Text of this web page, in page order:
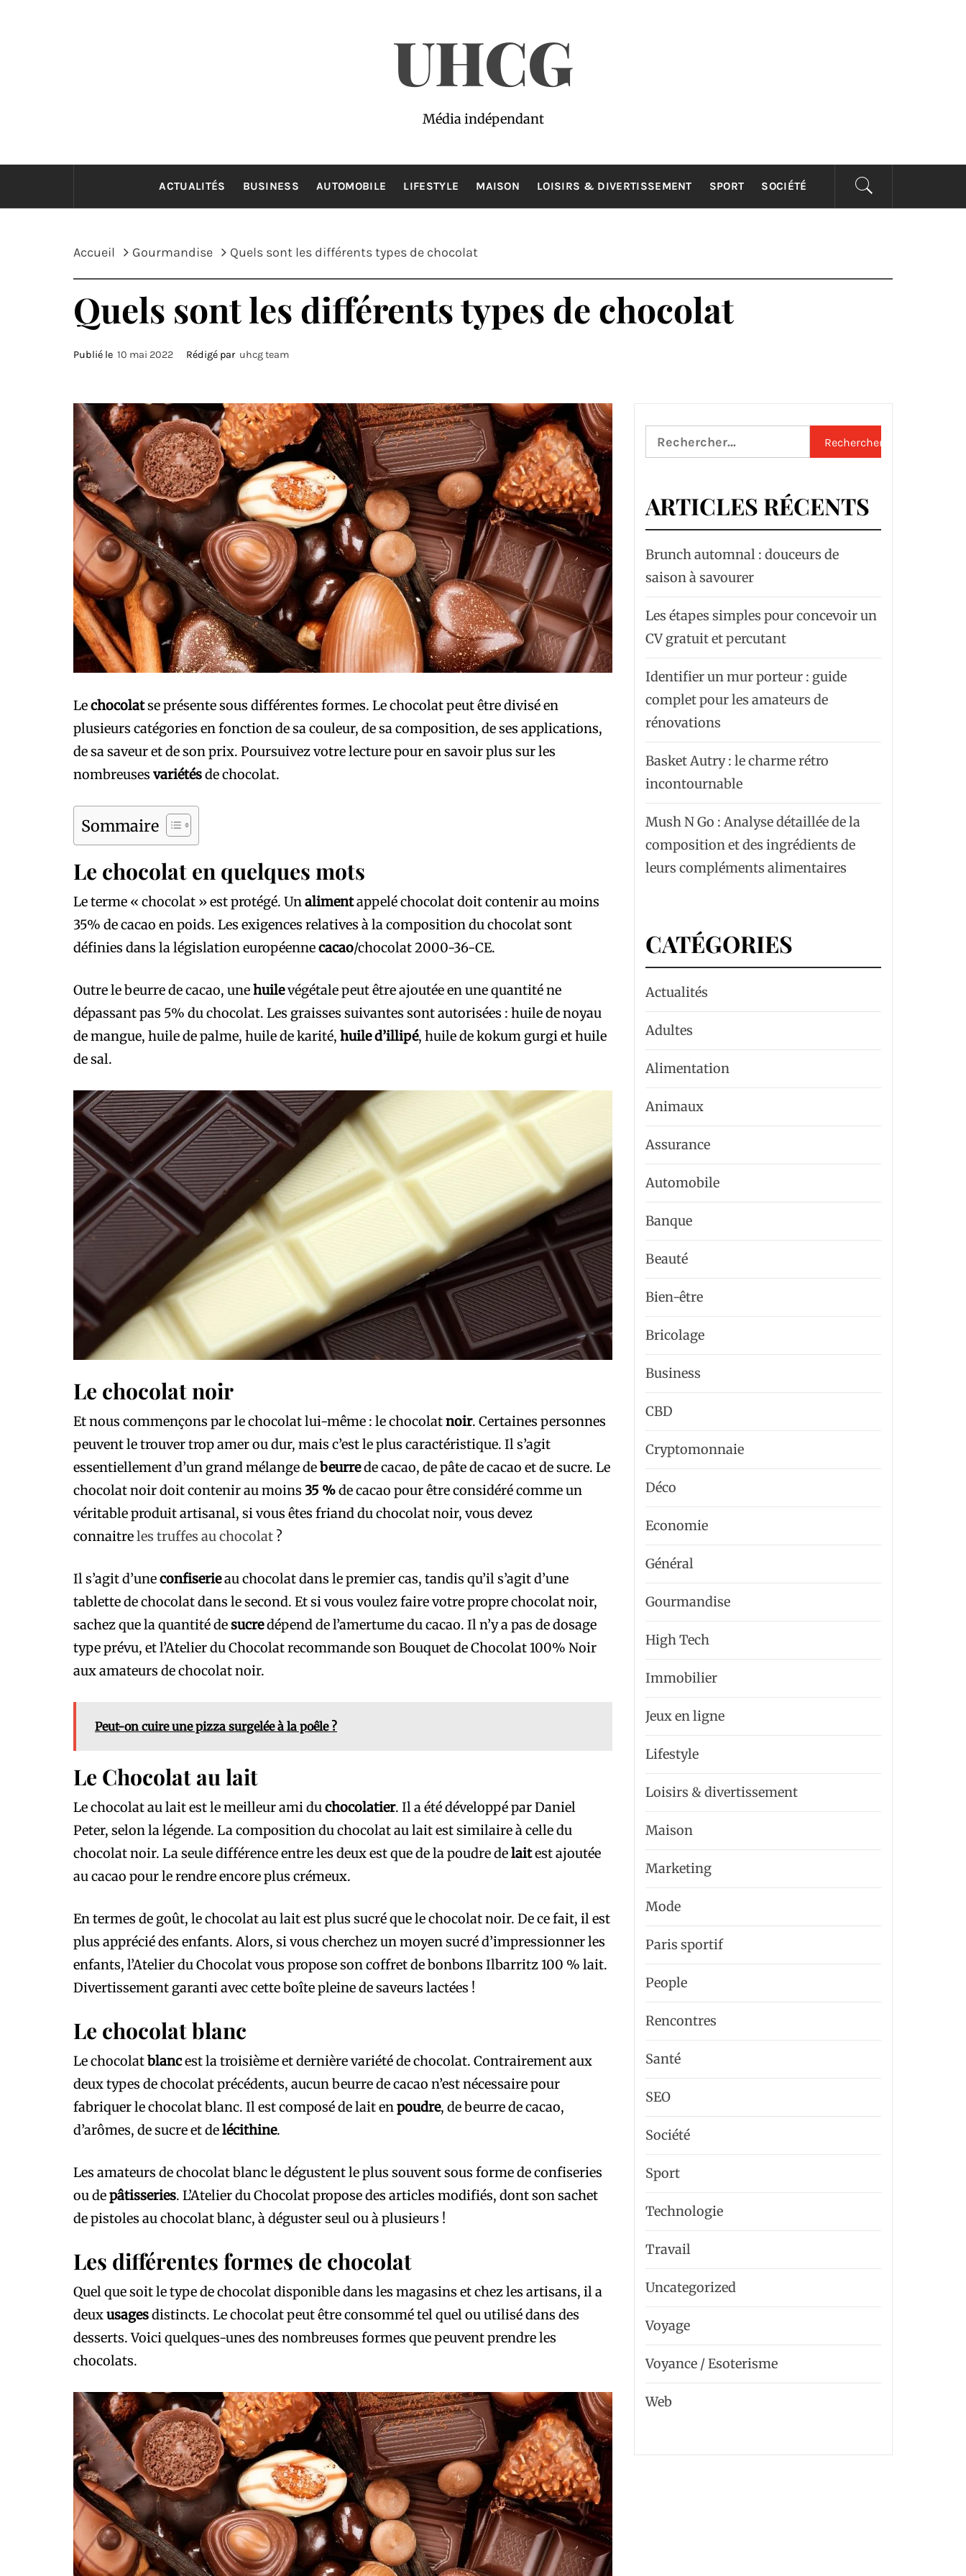
UHCG
Média indépendant
ACTUALITÉS BUSINESS AUTOMOBILE LIFESTYLE MAISON LOISIRS & DIVERTISSEMENT SPORT SOCIÉTÉ
Accueil Gourmandise Quels sont les différents types de chocolat
Quels sont les différents types de chocolat
Publié le 10 mai 2022 Rédigé par uhcg team
Lechocolatse présente sous différentes formes. Le chocolat peut être divisé en
plusieurs catégories en fonction de sa couleur, de sa composition, de ses applications,
de sa saveur et de son prix. Poursuivez votre lecture pour en savoir plus sur les
nombreuses variétésde chocolat.
Sommaire
Le chocolat en quelques mots
Le terme « chocolat » est protégé. Unalimentappelé chocolat doit contenir au moins
35% de cacao en poids. Les exigences relatives à la composition du chocolat sont
définies dans la législation européennecacao/chocolat 2000-36-CE.
Outre le beurre de cacao, unehuilevégétale peut être ajoutée en une quantité ne
dépassant pas 5% du chocolat. Les graisses suivantes sont autorisées : huile de noyau
de mangue, huile de palme, huile de karité, huile d’illipé, huile de kokum gurgi et huile
de sal.
Le chocolat noir
Et nous commençons par le chocolat lui-même : le chocolatnoir. Certaines personnes
peuvent le trouver trop amer ou dur, mais c’est le plus caractéristique. Il s’agit
essentiellement d’un grand mélange debeurrede cacao, de pâte de cacao et de sucre. Le
chocolat noir doit contenir au moins 35 %de cacao pour être considéré comme un
véritable produit artisanal, si vous êtes friand du chocolat noir, vous devez
connaitreles truffes au chocolat ?
Il s’agit d’uneconfiserieau chocolat dans le premier cas, tandis qu’il s’agit d’une
tablette de chocolat dans le second. Et si vous voulez faire votre propre chocolat noir,
sachez que la quantité desucredépend de l’amertume du cacao. Il n’y a pas de dosage
type prévu, et l’Atelier du Chocolat recommande son Bouquet de Chocolat 100% Noir
aux amateurs de chocolat noir.
Peut-on cuire une pizza surgelée à la poêle ?
Le Chocolat au lait
Le chocolat au lait est le meilleur ami duchocolatier. Il a été développé par Daniel
Peter, selon la légende. La composition du chocolat au lait est similaire à celle du
chocolat noir. La seule différence entre les deux est que de la poudre delaitest ajoutée
au cacao pour le rendre encore plus crémeux.
En termes de goût, le chocolat au lait est plus sucré que le chocolat noir. De ce fait, il est
plus apprécié des enfants. Alors, si vous cherchez un moyen sucré d’impressionner les
enfants, l’Atelier du Chocolat vous propose son coffret de bonbons Ilbarritz 100 % lait.
Divertissement garanti avec cette boîte pleine de saveurs lactées !
Le chocolat blanc
Le chocolatblancest la troisième et dernière variété de chocolat. Contrairement aux
deux types de chocolat précédents, aucun beurre de cacao n’est nécessaire pour
fabriquer le chocolat blanc. Il est composé de lait enpoudre, de beurre de cacao,
d’arômes, de sucre et delécithine.
Les amateurs de chocolat blanc le dégustent le plus souvent sous forme de confiseries
ou depâtisseries. L’Atelier du Chocolat propose des articles modifiés, dont son sachet
de pistoles au chocolat blanc, à déguster seul ou à plusieurs !
Les différentes formes de chocolat
Quel que soit le type de chocolat disponible dans les magasins et chez les artisans, il a
deuxusagesdistincts. Le chocolat peut être consommé tel quel ou utilisé dans des
desserts. Voici quelques-unes des nombreuses formes que peuvent prendre les
chocolats.
Rechercher :
ARTICLES RÉCENTS
Brunch automnal : douceurs de
saison à savourer
Les étapes simples pour concevoir un
CV gratuit et percutant
Identifier un mur porteur : guide
complet pour les amateurs de
rénovations
Basket Autry : le charme rétro
incontournable
Mush N Go : Analyse détaillée de la
composition et des ingrédients de
leurs compléments alimentaires
CATÉGORIES
Actualités
Adultes
Alimentation
Animaux
Assurance
Automobile
Banque
Beauté
Bien-être
Bricolage
Business
CBD
Cryptomonnaie
Déco
Economie
Général
Gourmandise
High Tech
Immobilier
Jeux en ligne
Lifestyle
Loisirs & divertissement
Maison
Marketing
Mode
Paris sportif
People
Rencontres
Santé
SEO
Société
Sport
Technologie
Travail
Uncategorized
Voyage
Voyance / Esoterisme
Web